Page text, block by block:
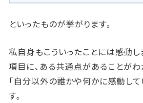
といったものが挙がります。
私自身もこういったことには感動し
項目に、ある共通点があることがわ
「自分以外の誰かや何かに感動して
す。